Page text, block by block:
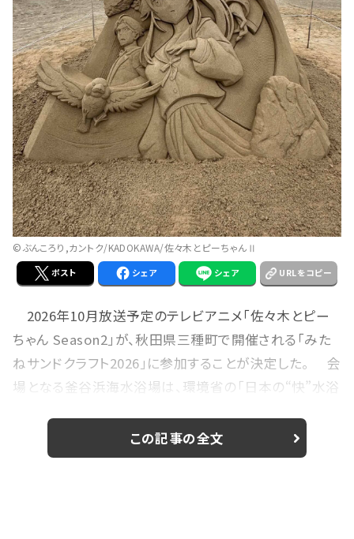
©ぶんころり,カントク/KADOKAWA/佐々木とピーちゃんⅡ
ポスト シェア シェア URLをコピー
2026年10月放送予定のテレビアニメ「佐々木とピー
ちゃん Season2」が、秋田県三種町で開催される「みた
ねサンドクラフト2026」に参加することが決定した。 会
場となる釜谷浜海水浴場は、環境省の「日本の“快”水浴
公開されたSeason2の新ビジュアルをもとに制作された
スペシャル砂像が展示される。 砂像には、主人公・
この記事の全文